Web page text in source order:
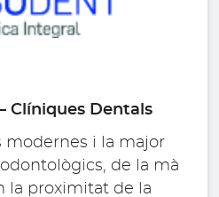
Clíniques Dentals
modernes i la major
de la mà
la proximitat de la